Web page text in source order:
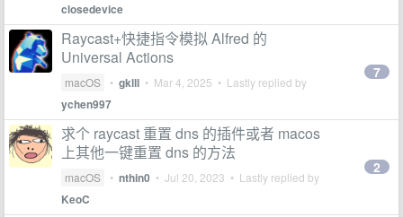
closedevice
Raycast+快捷指令模拟 Alfred 的
Universal Actions
macOS • gklll • Mar 4, 2025 • Lastly replied by
ychen997
7
求个 raycast 重置 dns 的插件或者 macos
上其他一键重置 dns 的方法
macOS • nthin0 • Jul 20, 2023 • Lastly replied by
KeoC
2